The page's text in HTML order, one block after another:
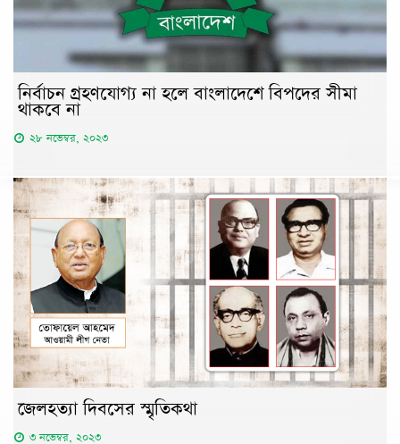
নির্বাচন গ্রহণযোগ্য না হলে বাংলাদেশে বিপদের সীমা
থাকবে না
২৮ নভেম্বর, ২০২৩
জেলহত্যা দিবসের স্মৃতিকথা
৩ নভেম্বর, ২০২৩